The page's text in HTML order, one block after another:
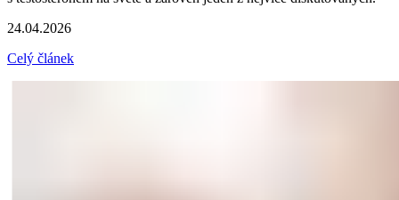
24.04.2026
Celý článek